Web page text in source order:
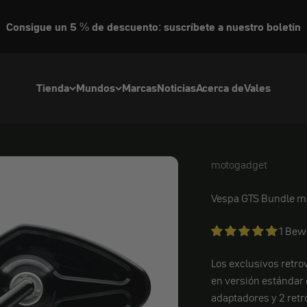
Consigue un 5 % de descuento: suscríbete a nuestro boletín
Tienda Mundos MarcasNoticiasAcerca deVales
motogadget
motogadget
Vespa GTS Bundle
1
Los exclusivos
en versión
adaptadores y 2